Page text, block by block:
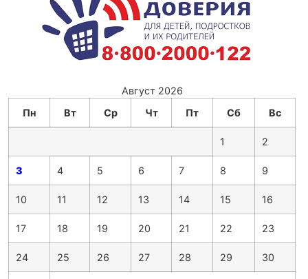
Август 2026
Пн
Вт Ср Чт Пт Сб Вс
1 2
3 4 5 6 7 8 9
10 11 12 13 14 15 16
17 18 19 20 21 22 23
24 25 26 27 28 29 30